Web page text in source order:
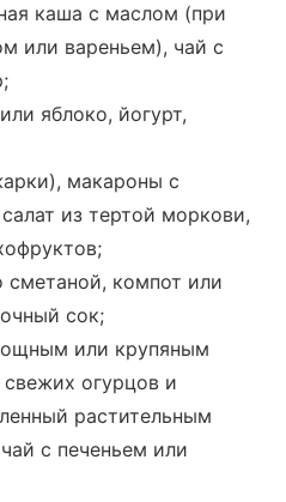
каша с маслом (при
или вареньем), чай с
яблоко, йогурт,
макароны с
из тертой моркови,
сметаной, компот или
сок;
или крупяным
огурцов и
растительным
с печеньем или